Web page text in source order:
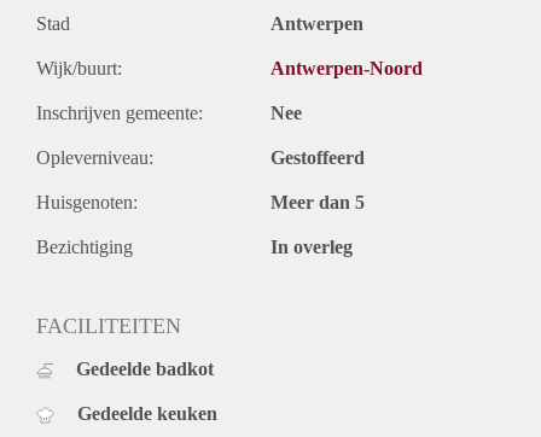
Stad Antwerpen
Wijk/buurt: Antwerpen-Noord
Inschrijven gemeente: Nee
Opleverniveau: Gestoffeerd
Huisgenoten: Meer dan 5
Bezichtiging In overleg
FACILITEITEN
Gedeelde badkot
Gedeelde keuken